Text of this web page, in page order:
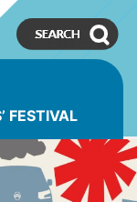
FESTIVAL